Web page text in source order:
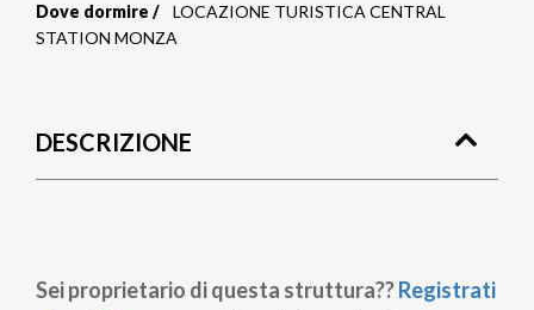
Briciole
pane
Dove dormire
LOCAZIONE TURISTICA CENTRAL
STATION MONZA
DESCRIZIONE
Sei proprietario di questa struttura??Registrati